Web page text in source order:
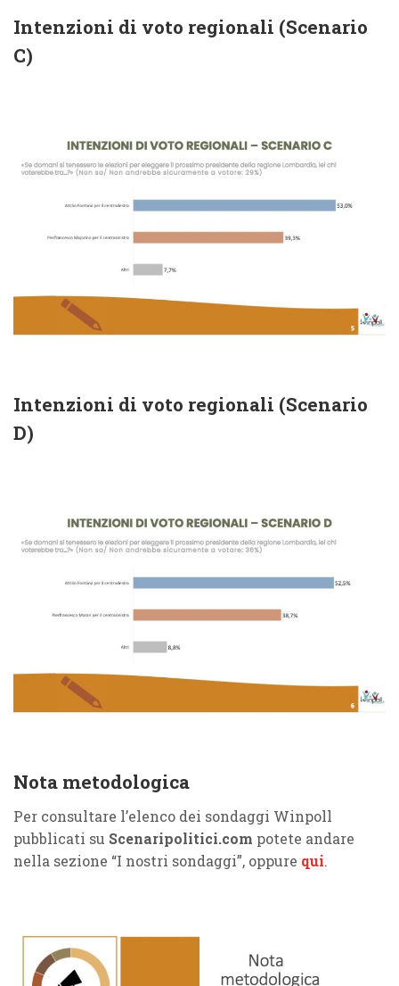
Intenzioni di voto regionali (Scenario
C)
Intenzioni di voto regionali (Scenario
D)
Nota metodologica
Per consultare l’elenco dei sondaggi Winpoll
pubblicati su Scenaripolitici.com potete andare
nella sezione “I nostri sondaggi”, oppure qui.